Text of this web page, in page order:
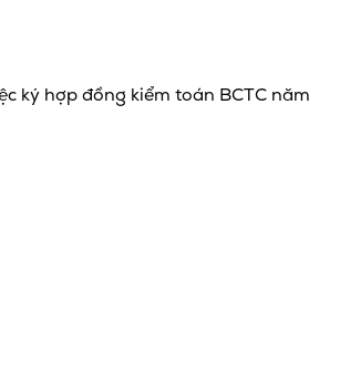
ký hợp đồng kiểm toán BCTC năm